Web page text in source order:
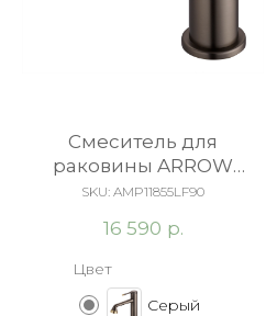
Cмеситель для
раковины ARROW
AMP11855LF90 серый
SKU: AMP11855LF90
16 590 р.
Цвет
Серый